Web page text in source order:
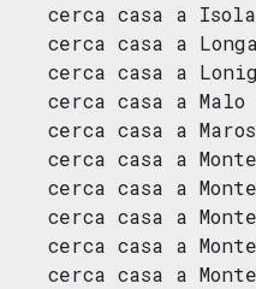
cerca casa a
cerca casa a
cerca casa a
cerca casa a Malo
cerca casa a
cerca casa a
cerca casa a
cerca casa a
cerca casa a
cerca casa a